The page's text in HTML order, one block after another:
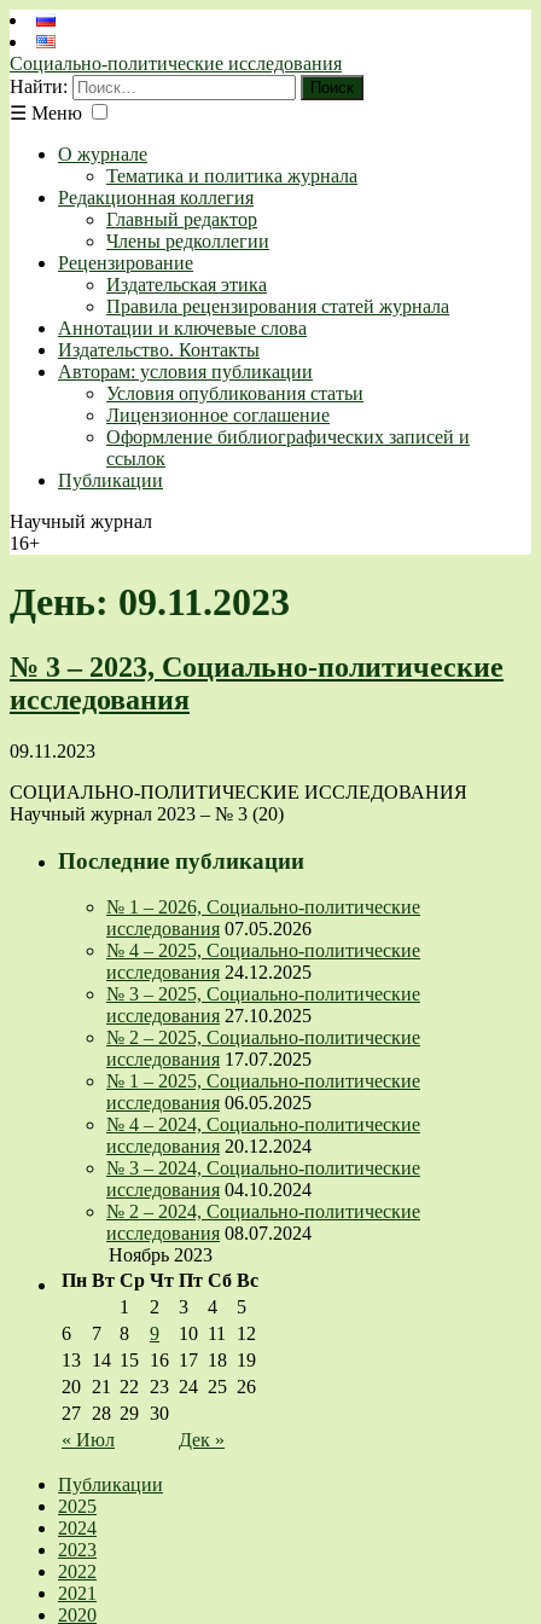
Социально-политические исследования
Найти:
☰ Меню
О журнале
Тематика и политика журнала
Редакционная коллегия
Главный редактор
Члены редколлегии
Рецензирование
Издательская этика
Правила рецензирования статей журнала
Аннотации и ключевые слова
Издательство. Контакты
Авторам: условия публикации
Условия опубликования статьи
Лицензионное соглашение
Оформление библиографических записей и
ссылок
Публикации
Научный журнал
16+
День: 09.11.2023
№ 3 – 2023, Социально-политические
исследования
09.11.2023
СОЦИАЛЬНО-ПОЛИТИЧЕСКИЕ ИССЛЕДОВАНИЯ
Научный журнал 2023 – № 3 (20)
Последние публикации
№ 1 – 2026, Социально-политические
исследования 07.05.2026
№ 4 – 2025, Социально-политические
исследования 24.12.2025
№ 3 – 2025, Социально-политические
исследования 27.10.2025
№ 2 – 2025, Социально-политические
исследования 17.07.2025
№ 1 – 2025, Социально-политические
исследования 06.05.2025
№ 4 – 2024, Социально-политические
исследования 20.12.2024
№ 3 – 2024, Социально-политические
исследования 04.10.2024
№ 2 – 2024, Социально-политические
исследования 08.07.2024
Ноябрь 2023
Пн Вт Ср Чт Пт Сб Вс
« Июл Дек »
1 2 3 4
5
6
7 8 9 10 11
12
13 14 15 16 17 18 19
20 21 22 23 24 25 26
27 28 29 30
Публикации
2025
2024
2023
2022
2021
2020